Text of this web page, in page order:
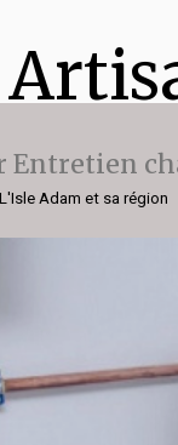
Entretien
Adam et sa région